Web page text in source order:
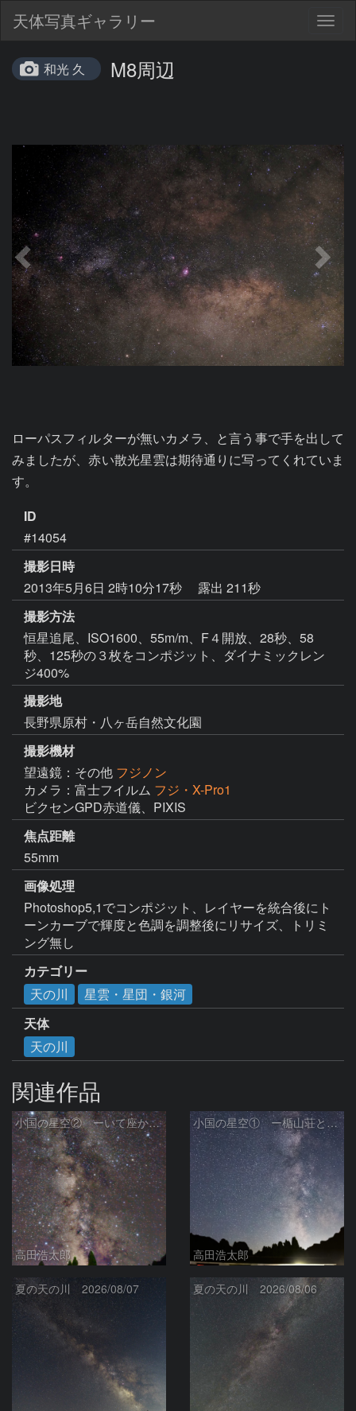
天体写真ギャラリー
和光 久 M8周辺
ローパスフィルターが無いカメラ、と言う事で手を出して
みましたが、赤い散光星雲は期待通りに写ってくれていま
す。
ID
#14054
撮影日時
2013年5月6日 2時10分17秒
露出 211秒
撮影方法
恒星追尾、ISO1600、55m/m、F４開放、28秒、58
秒、125秒の３枚をコンポジット、ダイナミックレン
ジ400%
撮影地
長野県原村・八ヶ岳自然文化園
撮影機材
望遠鏡：その他 フジノン
カメラ：富士フイルム フジ・X-Pro1
ビクセンGPD赤道儀、PIXIS
焦点距離
55mm
画像処理
Photoshop5,1でコンポジット、レイヤーを統合後にト
ーンカーブで輝度と色調を調整後にリサイズ、トリミ
ング無し
カテゴリー
天の川
星雲・星団・銀河
天体
天の川
関連作品
小国の星空② ーいて座からわし座にかけての銀河ー
高田浩太郎
小国の星空① ー楯山荘と天の川ー
高田浩太郎
夏の天の川 2026/08/07 夏の天の川 2026/08/06